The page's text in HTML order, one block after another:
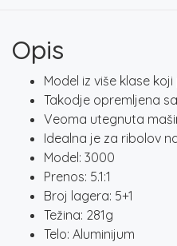
Opis
Model iz više klase
Takodje opremljena
Veoma utegnuta
Idealna je za ribolov
Model: 3000
Prenos: 5.1:1
Broj lagera: 5+1
Težina: 281g
Telo: Aluminijum